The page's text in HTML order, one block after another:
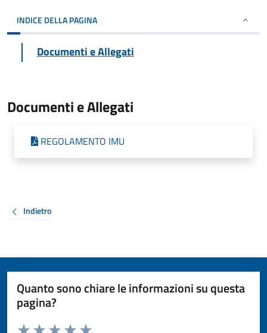
INDICE DELLA PAGINA
Documenti e Allegati
Documenti e Allegati
REGOLAMENTO IMU
Indietro
Quanto sono chiare le informazioni su questa
pagina?
Valuta da 1 a 5 stelle la pagina